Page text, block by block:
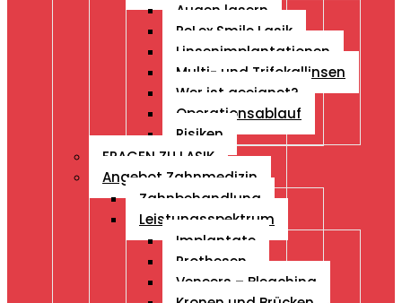
Augen lasern
ReLex Smile Lasik
Linsenimplantationen
Multi- und Trifokallinsen
Wer ist geeignet?
Operationsablauf
Risiken
FRAGEN ZU LASIK
Angebot Zahnmedizin
Zahnbehandlung
Leistungsspektrum
Implantate
Prothesen
Veneers – Bleaching